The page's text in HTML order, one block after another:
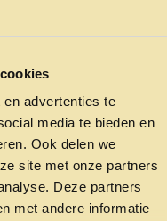
advertenties te
media te bieden en
Ook delen we
site met onze partners
Deze partners
met andere informatie
smaken
(let op: alleen
optie voor katten
katten met
dieetwensen
OP